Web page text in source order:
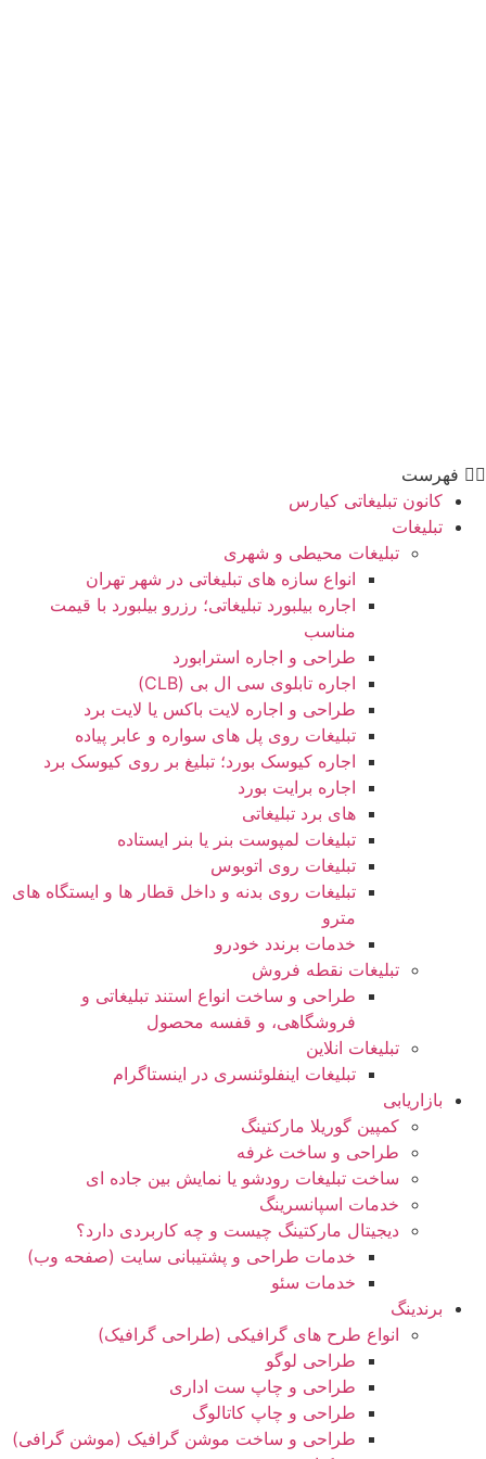
فهرست
کانون تبلیغاتی کیارس
تبلیغات
تبلیغات محیطی و شهری
انواع سازه‌ های تبلیغاتی در شهر تهران
اجاره بیلبورد تبلیغاتی؛ رزرو بیلبورد با قیمت
مناسب
طراحی و اجاره استرابورد
اجاره تابلوی سی ال بی (CLB)
طراحی و اجاره لایت باکس یا لایت برد
تبلیغات روی پل های سواره و عابر پیاده
اجاره کیوسک بورد؛ تبلیغ بر روی کیوسک برد
اجاره برایت بورد
های برد تبلیغاتی
تبلیغات لمپوست بنر یا بنر ایستاده
تبلیغات روی اتوبوس
تبلیغات روی بدنه و داخل قطار ها و ایستگاه های
مترو
خدمات برندد خودرو
تبلیغات نقطه فروش
طراحی و ساخت انواع استند تبلیغاتی و
فروشگاهی، و قفسه محصول
تبلیغات انلاین
تبلیغات اینفلوئنسری در اینستاگرام
بازاریابی
کمپین گوریلا مارکتینگ
طراحی و ساخت غرفه
ساخت تبلیغات رودشو یا نمایش بین جاده ای
خدمات اسپانسرینگ
دیجیتال مارکتینگ چیست و چه کاربردی دارد؟
خدمات طراحی و پشتیبانی سایت (صفحه وب)
خدمات سئو
برندینگ
انواع طرح های گرافیکی (طراحی گرافیک)
طراحی لوگو
طراحی و چاپ ست اداری
طراحی و چاپ کاتالوگ
طراحی و ساخت موشن گرافیک (موشن گرافی)